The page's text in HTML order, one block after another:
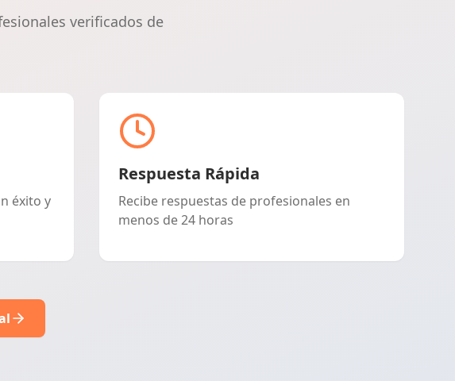
Navarra
verificados de
éxito y
Respuesta Rápida
Recibe respuestas de profesionales en
menos de 24 horas